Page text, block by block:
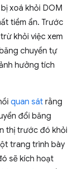
xoá khỏi DOM
tiềm ẩn. Trước
khỏi việc xem
chuyền tự
hưởng tích
quan sát rằng
đổi băng
thị trước đó khỏi
trang trình bày
sẽ kích hoạt